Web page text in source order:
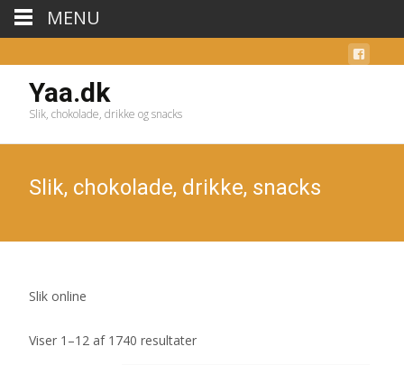
Yaa.dk
Slik, chokolade, drikke og snacks
Slik, chokolade, drikke, snacks
Slik online
Viser 1–12 af 1740 resultaterSorteret
MENU